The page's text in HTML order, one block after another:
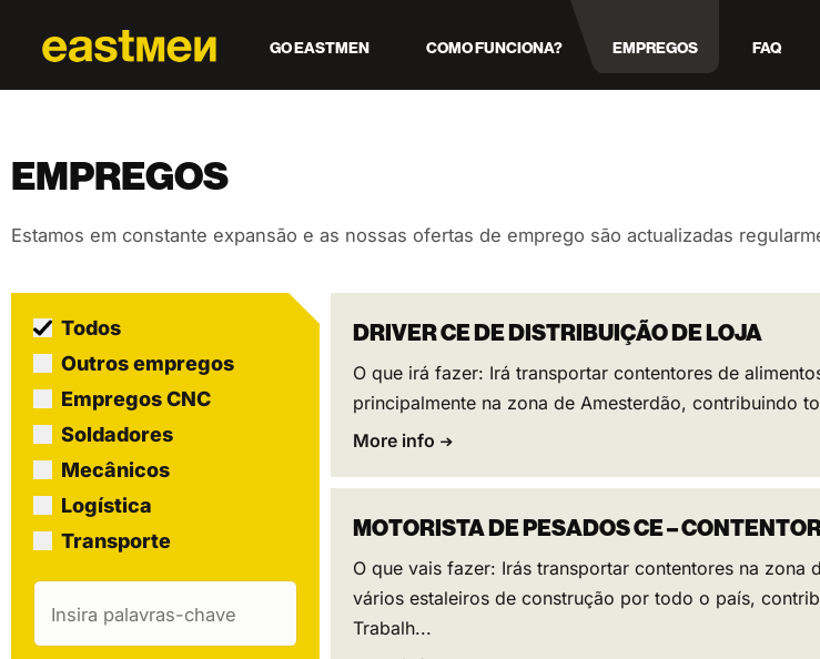
GO EASTMEN COMO FUNCIONA? EMPREGOS FAQ
EMPREGOS
Estamos em constante expansão e as nossas ofertas de emprego são actualizadas
Todos
Outros empregos
Empregos CNC
Soldadores
Mecânicos
Logística
Transporte
DRIVER CE DE DISTRIBUIÇÃO DE LOJA
O que irá fazer: Irá transportar contentores de
principalmente na zona de Amesterdão, contribuindo
More info
MOTORISTA DE PESADOS CE –
O que vais fazer: Irás transportar contentores na zona
vários estaleiros de construção por todo o país,
Trabalh...